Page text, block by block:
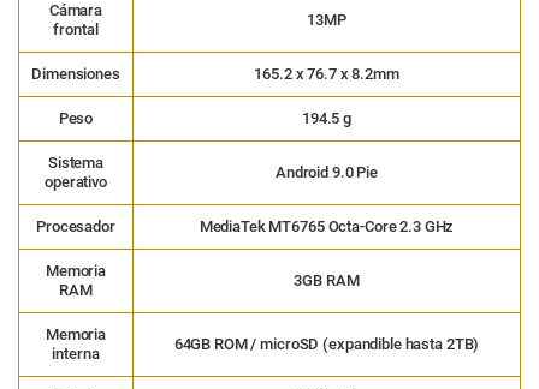
Cámara
frontal
13MP
Dimensiones 165.2 x 76.7 x 8.2mm
Peso 194.5 g
Sistema
operativo
Android 9.0 Pie
Procesador MediaTek MT6765 Octa-Core 2.3 GHz
Memoria
RAM
3GB RAM
Memoria
interna
64GB ROM / microSD (expandible hasta 2TB)